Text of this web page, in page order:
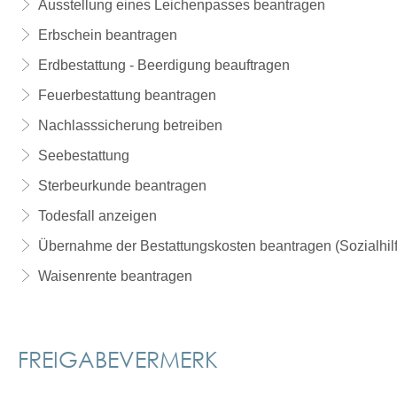
Ausstellung eines Leichenpasses beantragen
Erbschein beantragen
Erdbestattung - Beerdigung beauftragen
Feuerbestattung beantragen
Nachlasssicherung betreiben
Seebestattung
Sterbeurkunde beantragen
Todesfall anzeigen
Übernahme der Bestattungskosten beantragen
Waisenrente beantragen
FREIGABEVERMERK